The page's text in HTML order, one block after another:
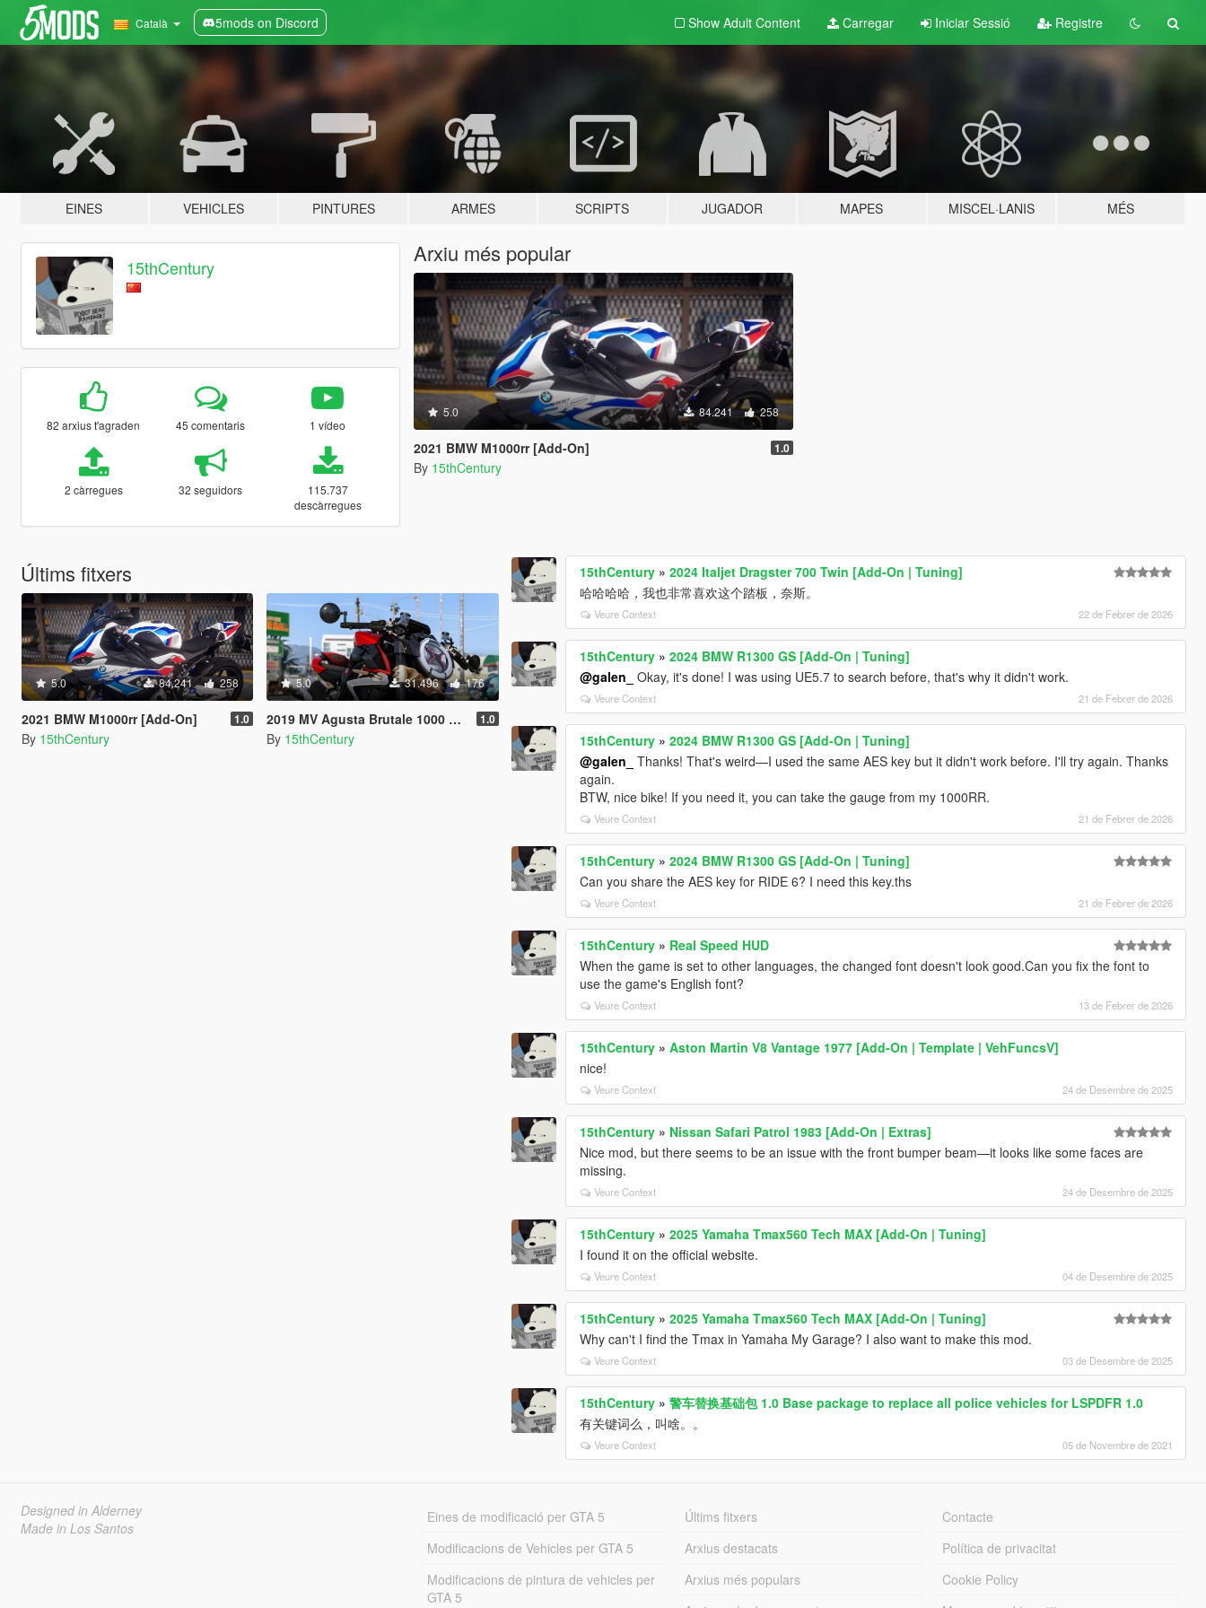
Català 5mods on Discord Show Adult Content Carregar Iniciar Sessió Registre
EINES VEHICLES PINTURES ARMES SCRIPTS JUGADOR MAPES MISCEL·LANIS MÉS
15thCentury
82 arxius t'agraden 45 comentaris 1 vídeo
2 càrregues 32 seguidors
115.737
descàrregues
Arxiu més popular
5.0 84.241 258
2021 BMW M1000rr [Add-On] 1.0
By 15thCentury
Últims fitxers
5.0 84.241 258
2021 BMW M1000rr [Add-On] 1.0
By 15thCentury
5.0 31.496 176
2019 MV Agusta Brutale 1000 Serie Oro [Add-On] 1.0
By 15thCentury
15thCentury »2024 Italjet Dragster 700 Twin [Add-On | Tuning]
哈哈哈哈，我也非常喜欢这个踏板，奈斯。
Veure Context 22 de Febrer de 2026
15thCentury »2024 BMW R1300 GS [Add-On | Tuning]
@galen_
Okay, it's done! I was using UE5.7 to search before, that's why it didn't work.
Veure Context 21 de Febrer de 2026
15thCentury »2024 BMW R1300 GS [Add-On | Tuning]
@galen_
Thanks! That's weird—I used the same AES key but it didn't work before. I'll try again. Thanks
again.
BTW, nice bike! If you need it, you can take the gauge from my 1000RR.
Veure Context 21 de Febrer de 2026
15thCentury »2024 BMW R1300 GS [Add-On | Tuning]
Can you share the AES key for RIDE 6? I need this key.ths
Veure Context 21 de Febrer de 2026
15thCentury » Real Speed HUD
When the game is set to other languages, the changed font doesn't look good.Can you fix the font to
use the game's English font?
Veure Context 13 de Febrer de 2026
15thCentury »Aston Martin V8 Vantage 1977 [Add-On | Template | VehFuncsV]
nice!
Veure Context 24 de Desembre de 2025
15thCentury » Nissan Safari Patrol 1983 [Add-On | Extras]
Nice mod, but there seems to be an issue with the front bumper beam—it looks like some faces are
missing.
Veure Context 24 de Desembre de 2025
15thCentury »2025 Yamaha Tmax560 Tech MAX [Add-On | Tuning]
I found it on the official website.
Veure Context 04 de Desembre de 2025
15thCentury »2025 Yamaha Tmax560 Tech MAX [Add-On | Tuning]
Why can't I find the Tmax in Yamaha My Garage? I also want to make this mod.
Veure Context 03 de Desembre de 2025
15thCentury »警车替换基础包 1.0 Base package to replace all police vehicles for LSPDFR 1.0
有关键词么，叫啥。。
Veure Context 05 de Novembre de 2021
Designed in Alderney
Made in Los Santos
Eines de modificació per GTA 5
Modificacions de Vehicles per GTA 5
Modificacions de pintura de vehicles per
GTA 5
Últims fitxers
Arxius destacats
Arxius més populars
Contacte
Política de privacitat
Cookie Policy